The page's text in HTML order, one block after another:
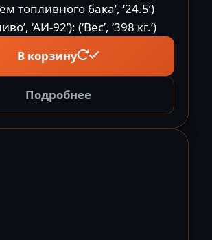
топливного бака’, ‘24.5’)
‘АИ-92’): (‘Вес’, ‘398 кг.’)
В корзину
Подробнее